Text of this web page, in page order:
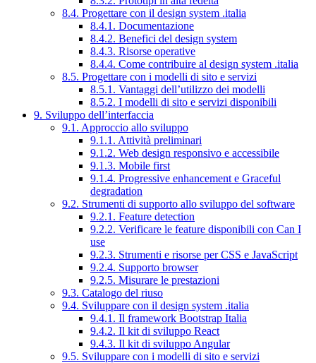
8.4. Progettare con il design system .italia
8.4.1. Documentazione
8.4.2. Benefici del design system
8.4.3. Risorse operative
8.4.4. Come contribuire al design system .italia
8.5. Progettare con i modelli di sito e servizi
8.5.1. Vantaggi dell’utilizzo dei modelli
8.5.2. I modelli di sito e servizi disponibili
9. Sviluppo dell’interfaccia
9.1. Approccio allo sviluppo
9.1.1. Attività preliminari
9.1.2. Web design responsivo e accessibile
9.1.3. Mobile first
9.1.4. Progressive enhancement e Graceful
degradation
9.2. Strumenti di supporto allo sviluppo del software
9.2.1. Feature detection
9.2.2. Verificare le feature disponibili con Can I
use
9.2.3. Strumenti e risorse per CSS e JavaScript
9.2.4. Supporto browser
9.2.5. Misurare le prestazioni
9.3. Catalogo del riuso
9.4. Sviluppare con il design system .italia
9.4.1. Il framework Bootstrap Italia
9.4.2. Il kit di sviluppo React
9.4.3. Il kit di sviluppo Angular
9.5. Sviluppare con i modelli di sito e servizi